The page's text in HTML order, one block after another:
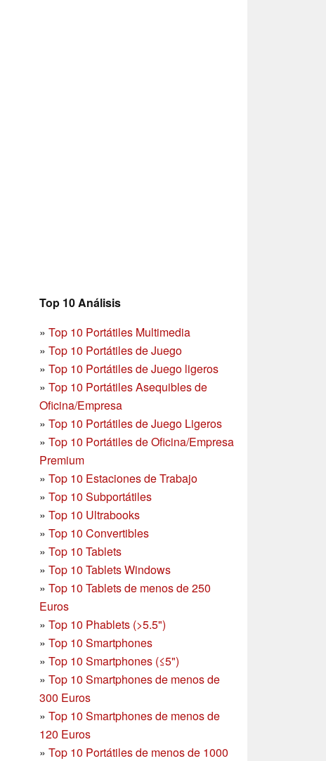
Top 10 Análisis
» Top 10 Portátiles Multimedia
» Top 10 Portátiles de Juego
» Top 10 Portátiles de Juego ligeros
» Top 10 Portátiles Asequibles de
Oficina/Empresa
» Top 10 Portátiles de Juego Ligeros
» Top 10 Portátiles de Oficina/Empresa
Premium
» Top 10 Estaciones de Trabajo
» Top 10 Subportátiles
» Top 10 Ultrabooks
» Top 10 Convertibles
» Top 10 Tablets
» Top 10 Tablets Windows
» Top 10 Tablets de menos de 250
Euros
» Top 10 Phablets (>5.5")
» Top 10 Smartphones
» Top 10 Smartphones (≤5")
» Top 10 Smartphones de menos de
300 Euros
» Top 10 Smartphonesde menos de
120 Euros
» Top 10 Portátiles de menos de 1000